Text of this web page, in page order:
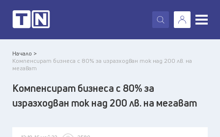
X
Начало >
Kомпенсират бизнеса с 80% за изразходван ток над 200 лв. на
мегават
Kомпенсират бизнеса с 80% за
изразходван ток над 200 лв. на мегават